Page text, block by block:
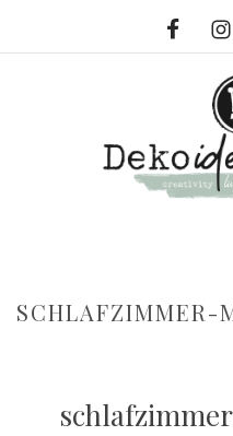
SCHLAFZIMMER-